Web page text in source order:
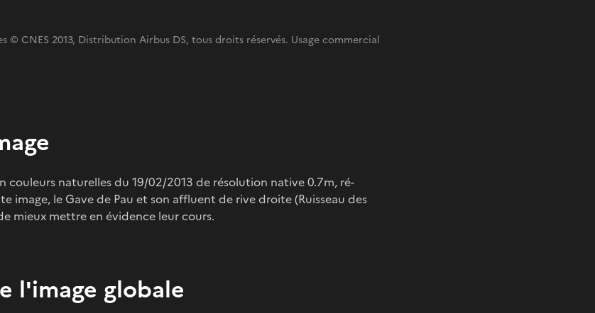
© CNES 2013, Distribution Airbus DS, tous droits réservés. Usage commercial
couleurs naturelles du 19/02/2013 de résolution native 0.7m, ré-
image, le Gave de Pau et son affluent de rive droite (Ruisseau des
mieux mettre en évidence leur cours.
l'image globale